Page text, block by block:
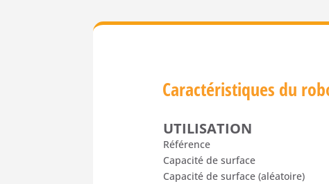
Caractéristiques du
UTILISATION
Référence
Capacité de surface
Capacité de surface (aléatoire)